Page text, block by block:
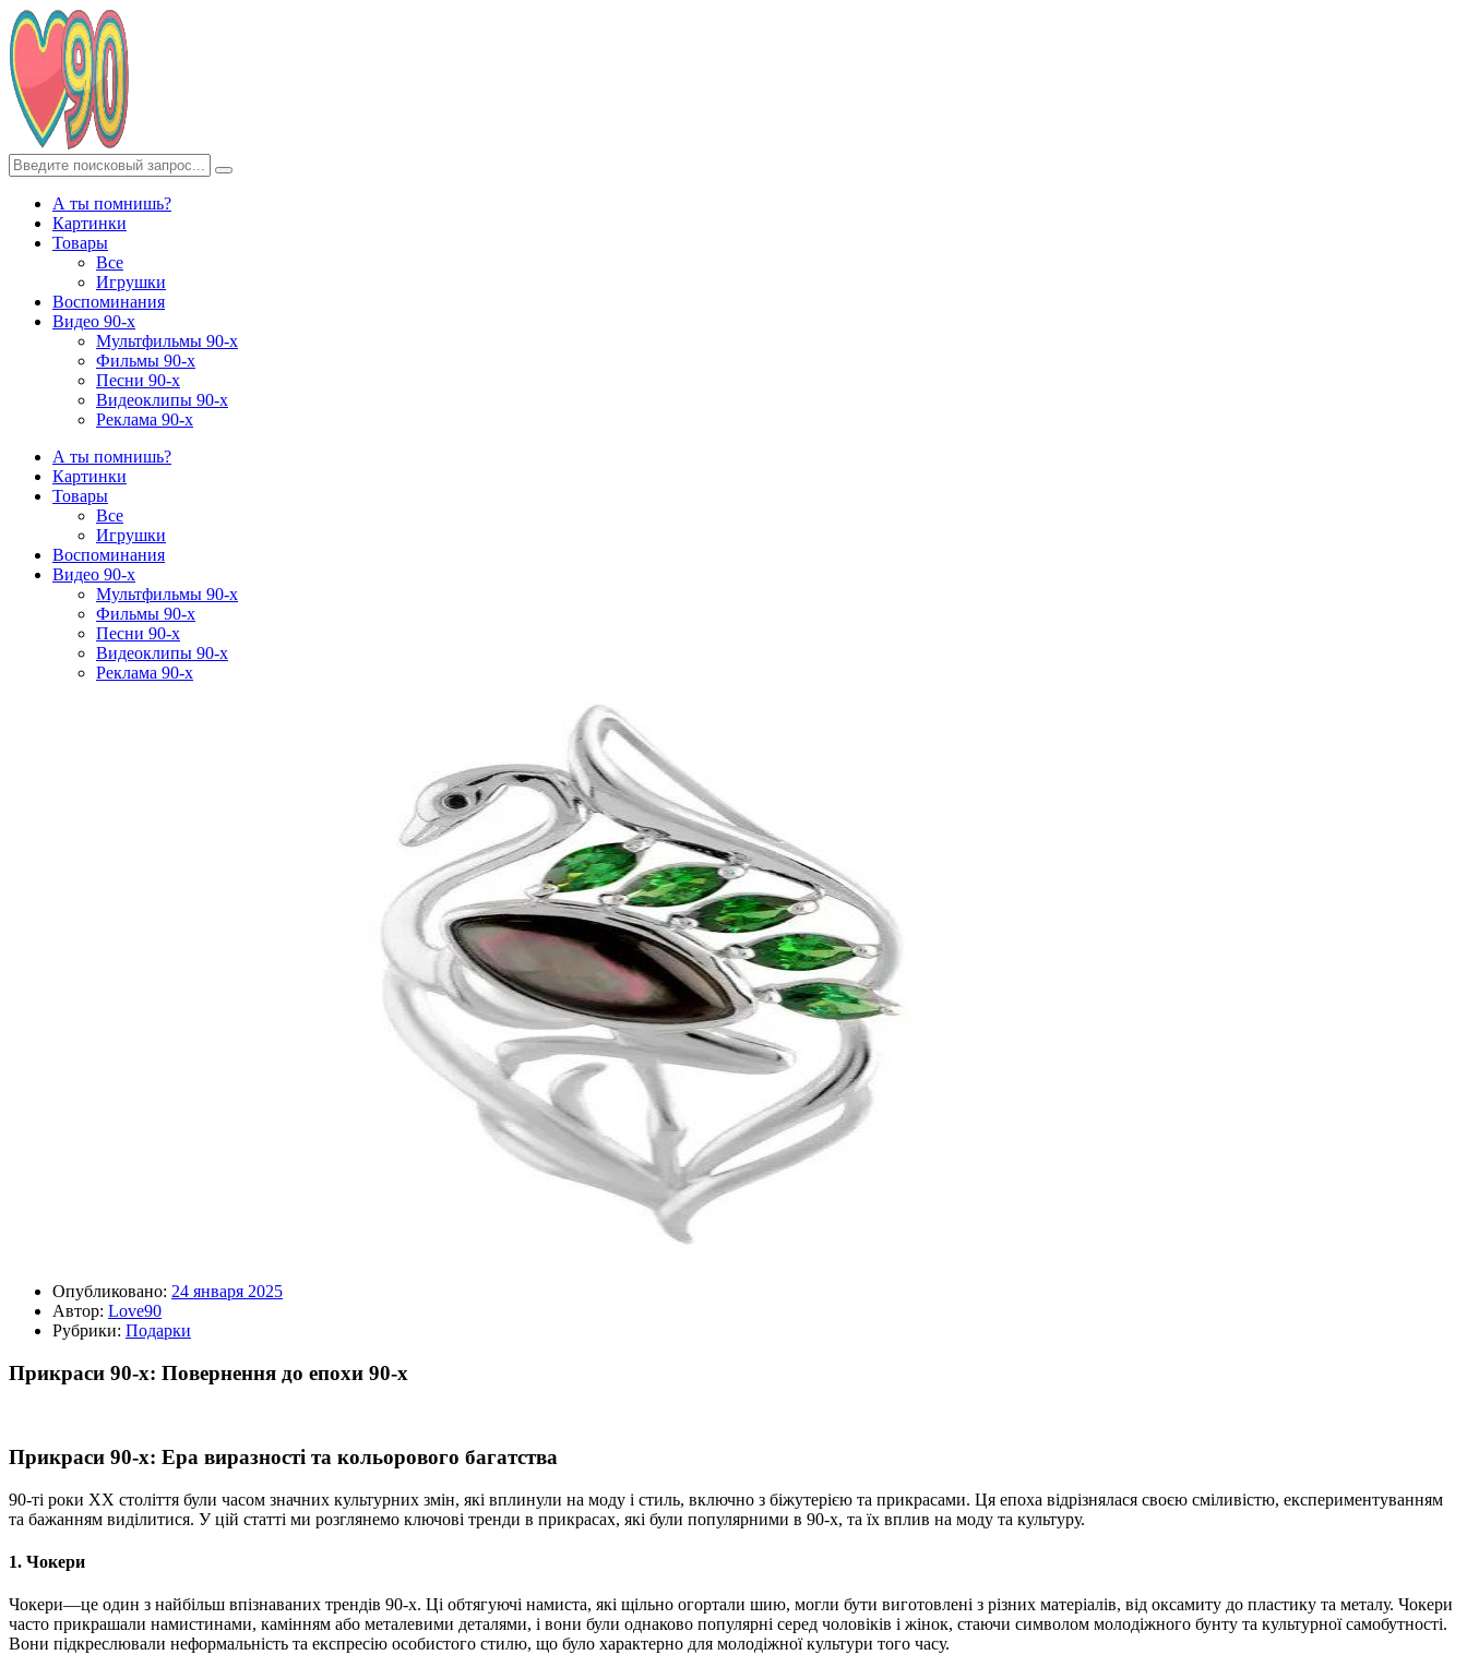
А ты помнишь?
Картинки
Товары
Все
Игрушки
Воспоминания
Видео 90-х
Мультфильмы 90-х
Фильмы 90-х
Песни 90-х
Видеоклипы 90-х
Реклама 90-х
А ты помнишь?
Картинки
Товары
Все
Игрушки
Воспоминания
Видео 90-х
Мультфильмы 90-х
Фильмы 90-х
Песни 90-х
Видеоклипы 90-х
Реклама 90-х
Опубликовано: 24 января 2025
Автор: Love90
Рубрики: Подарки
Прикраси 90-х: Повернення до епохи 90-х
Прикраси 90-х: Ера виразності та кольорового багатства
90-ті роки XX століття були часом значних культурних змін, які вплинули на моду і стиль, включно з біжутерією та прикрасами. Ця епоха відрізнялася своєю сміливістю, експериментуванням
та бажанням виділитися. У цій статті ми розглянемо ключові тренди в прикрасах, які були популярними в 90-х, та їх вплив на моду та культуру.
1. Чокери
Чокери—це один з найбільш впізнаваних трендів 90-х. Ці обтягуючі намиста, які щільно огортали шию, могли бути виготовлені з різних матеріалів, від оксамиту до пластику та металу. Чокери
часто прикрашали намистинами, камінням або металевими деталями, і вони були однаково популярні серед чоловіків і жінок, стаючи символом молодіжного бунту та культурної самобутності.
Вони підкреслювали неформальність та експресію особистого стилю, що було характерно для молодіжної культури того часу.